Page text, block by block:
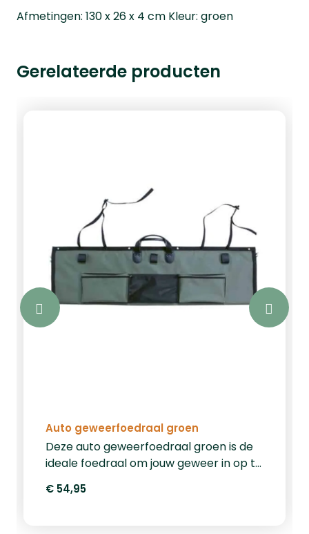
Afmetingen: 130 x 26 x 4 cm Kleur: groen
Gerelateerde producten
Auto geweerfoedraal groen
Deze auto geweerfoedraal groen is de
ideale foedraal om jouw geweer in op te
voorzien van een degelijke ritssluiting is
€ 54,95